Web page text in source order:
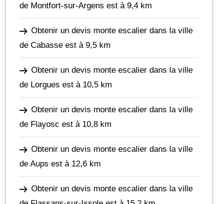
de Montfort-sur-Argens est à 9,4 km
Obtenir un devis monte escalier dans la ville
de Cabasse est à 9,5 km
Obtenir un devis monte escalier dans la ville
de Lorgues est à 10,5 km
Obtenir un devis monte escalier dans la ville
de Flayosc est à 10,8 km
Obtenir un devis monte escalier dans la ville
de Aups est à 12,6 km
Obtenir un devis monte escalier dans la ville